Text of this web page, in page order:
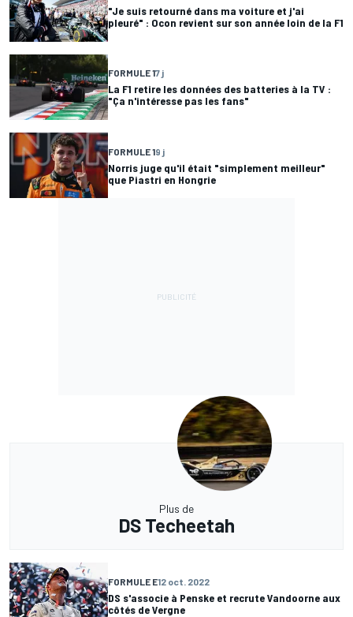
"Je suis retourné dans ma voiture et j'ai
pleuré" : Ocon revient sur son année loin de la F1
FORMULE 17 j
La F1 retire les données des batteries à la TV :
"Ça n'intéresse pas les fans"
FORMULE 19 j
Norris juge qu'il était "simplement meilleur"
que Piastri en Hongrie
Plus de
DS Techeetah
FORMULE E12 oct. 2022
DS s'associe à Penske et recrute Vandoorne aux
côtés de Vergne